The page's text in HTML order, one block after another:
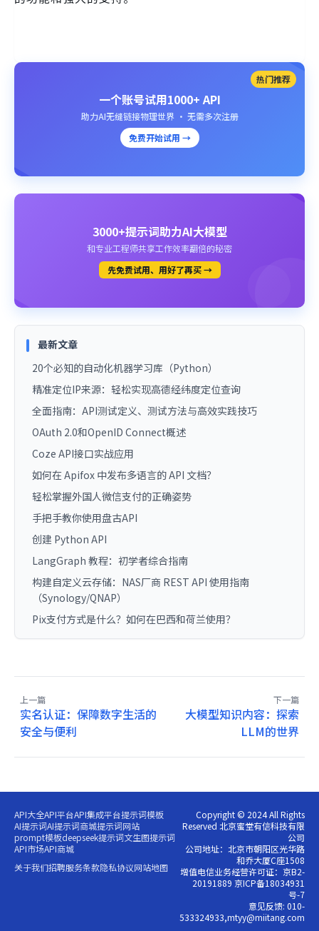
热门推荐
一个账号试用1000+ API
助力AI无缝链接物理世界 · 无需多次注册
免费开始试用 →
3000+提示词助力AI大模型
和专业工程师共享工作效率翻倍的秘密
先免费试用、用好了再买 →
最新文章
20个必知的自动化机器学习库（Python）
精准定位IP来源：轻松实现高德经纬度定位查询
全面指南：API测试定义、测试方法与高效实践技巧
OAuth 2.0和OpenID Connect概述
Coze API接口实战应用
如何在 Apifox 中发布多语言的 API 文档？
轻松掌握外国人微信支付的正确姿势
手把手教你使用盘古API
创建 Python API
LangGraph 教程：初学者综合指南
构建自定义云存储：NAS厂商 REST API 使用指南
（Synology/QNAP）
Pix支付方式是什么？如何在巴西和荷兰使用？
上一篇
实名认证：保障数字生活的
安全与便利
下一篇
大模型知识内容：探索
LLM的世界
API大全API平台API集成平台提示词模板
AI提示词AI提示词商城提示词网站
prompt模板deepseek提示词文生图提示词
API市场API商城
关于我们招聘服务条款隐私协议网站地图
Copyright © 2024 All Rights
Reserved 北京蜜堂有信科技有限
公司
公司地址：北京市朝阳区光华路
和乔大厦C座1508
增值电信业务经营许可证：京B2-
20191889 京ICP备18034931
号-7
意见反馈: 010-
533324933,mtyy@miitang.com